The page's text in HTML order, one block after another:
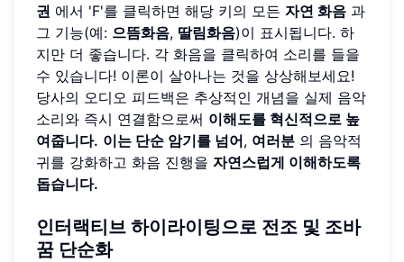
권 에서 'F'를 클릭하면 해당 키의 모든 자연 화음 과
그 기능(예: 으뜸화음, 딸림화음)이 표시됩니다. 하
지만 더 좋습니다. 각 화음을 클릭하여 소리를 들을
수 있습니다! 이론이 살아나는 것을 상상해보세요!
당사의 오디오 피드백은 추상적인 개념을 실제 음악
소리와 즉시 연결함으로써 이해도를 혁신적으로 높
여줍니다. 이는 단순 암기를 넘어, 여러분 의 음악적
귀를 강화하고 화음 진행을 자연스럽게 이해하도록
돕습니다.
인터랙티브 하이라이팅으로 전조 및 조바
꿈 단순화